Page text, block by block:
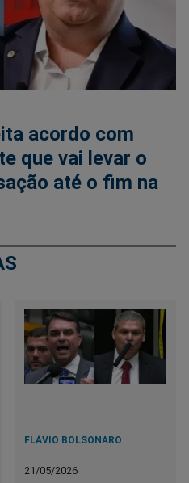
acordo com
que vai levar o
até o fim na
FLÁVIO BOLSONARO
21/05/2026